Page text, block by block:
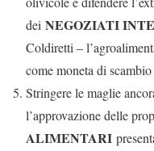
dei NEGOZIATI
Coldiretti –
come moneta di
Stringere le maglie
l’approvazione delle
ALIMENTARI